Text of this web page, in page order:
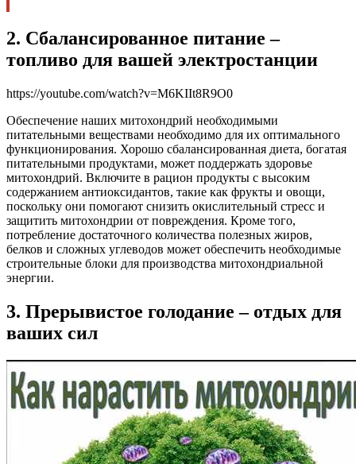
2. Сбалансированное питание –
топливо для вашей электростанции
https://youtube.com/watch?v=M6KIIt8R9O0
Обеспечение наших митохондрий необходимыми
питательными веществами необходимо для их оптимального
функционирования. Хорошо сбалансированная диета, богатая
питательными продуктами, может поддержать здоровье
митохондрий. Включите в рацион продукты с высоким
содержанием антиоксидантов, такие как фрукты и овощи,
поскольку они помогают снизить окислительный стресс и
защитить митохондрии от повреждения. Кроме того,
потребление достаточного количества полезных жиров,
белков и сложных углеводов может обеспечить необходимые
строительные блоки для производства митохондриальной
энергии.
3. Прерывистое голодание – отдых для
ваших сил